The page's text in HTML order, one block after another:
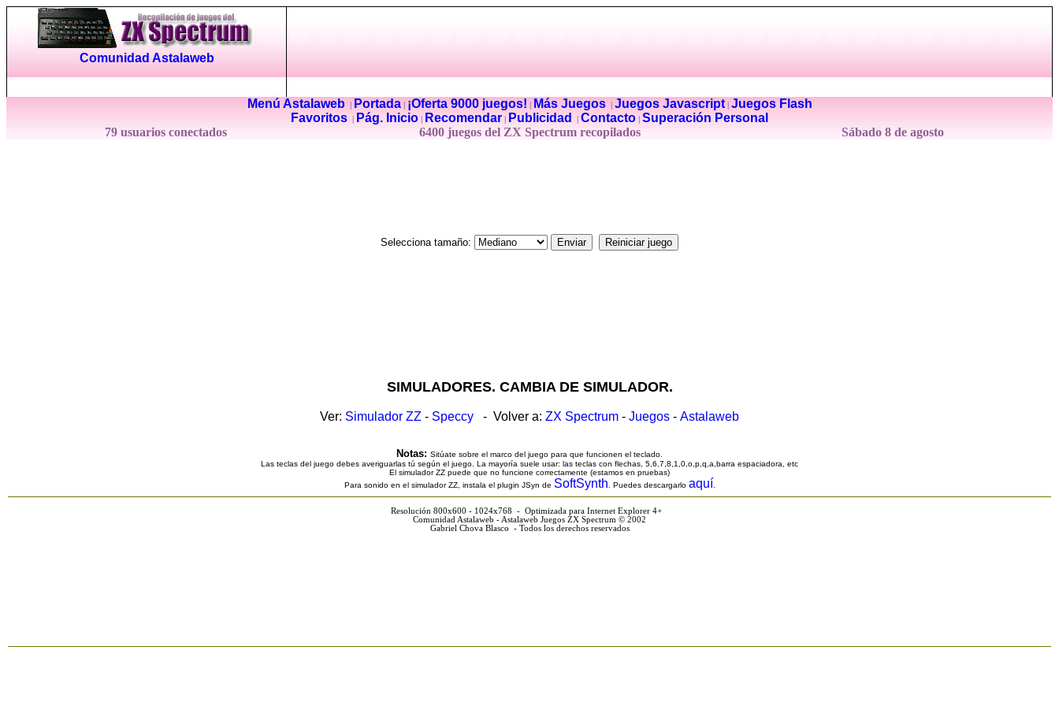
Comunidad Astalaweb
Menú Astalaweb| Portada| ¡Oferta 9000 juegos! Más Juegos| Juegos Javascript| Juegos Flash
Favoritos
Pág. Inicio Recomendar Publicidad Contacto Superación Personal
79 usuarios conectados
6400 juegos del ZX Spectrum recopilados Sábado 8 de agosto
Selecciona tamaño:
SIMULADORES. CAMBIA DE SIMULADOR.
Ver: Simulador ZZ - Speccy - Volver a: ZX Spectrum - Juegos - Astalaweb
Notas: Sitúate sobre el marco del juego para que funcionen el teclado.
Las teclas del juego debes averiguarlas tú según el juego. La mayoría suele usar: las teclas con flechas, 5,6,7,8,1,0,o,p,q,a,barra espaciadora, etc
El simulador ZZ puede que no funcione correctamente (estamos en pruebas)
Para sonido en el simulador ZZ, instala el plugin JSyn de SoftSynth . Puedes descargarlo aquí
Resolución 800x600 - 1024x768 - Optimizada para Internet Explorer 4+
Comunidad Astalaweb - Astalaweb Juegos ZX Spectrum © 2002
Gabriel Chova Blasco - Todos los derechos reservados